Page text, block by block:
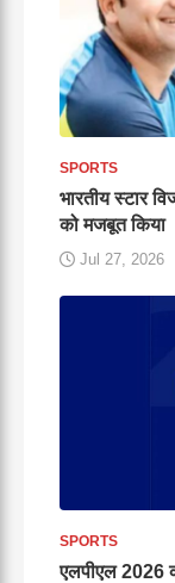
SPORTS
भारतीय स्टार
को मजबूत किया
Jul 27, 2026
SPORTS
एलपीएल 2026